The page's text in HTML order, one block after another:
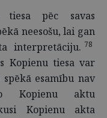
tiesa pēc savas
neesošu, lai gan
interpretāciju. 78
Kopienu tiesa var
esamību nav
Kopienu aktu
Kopienu akta